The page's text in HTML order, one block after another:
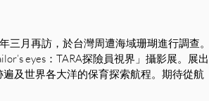
三月再訪，於台灣周遭海域珊瑚進行調查。
eyes：TARA探險員視界」攝影展。展出
遍及世界各大洋的保育探索航程。期待從航